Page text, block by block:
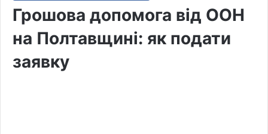
Грошова допомога від ООН
на Полтавщині: як подати
заявку